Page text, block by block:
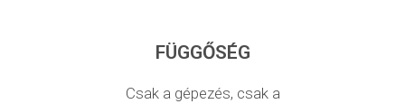
FÜGGŐSÉG
Csak a gépezés, csak a